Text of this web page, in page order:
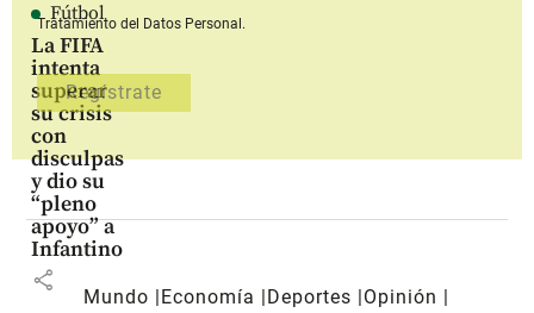
Fútbol
La FIFA
intenta
superar
su crisis
con
disculpas
y dio su
“pleno
apoyo” a
Infantino
share
Tratamiento del Datos Personal.
Mundo Economía Deportes
Opinión